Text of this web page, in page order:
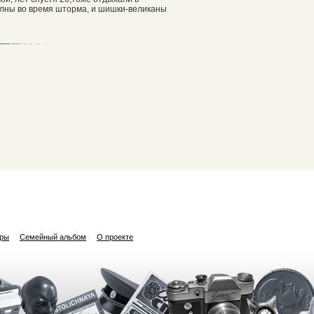
во время шторма, и шишки-великаны
Семейный альбом О проекте